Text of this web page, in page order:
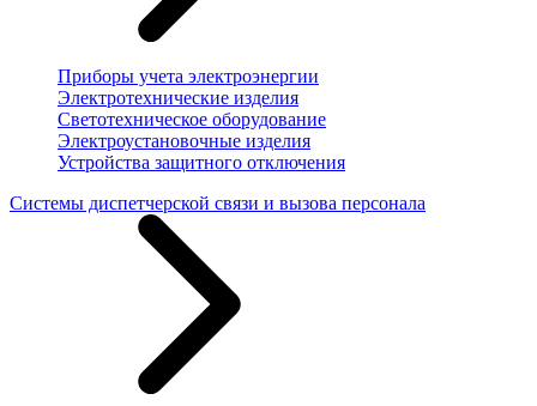
Приборы учета электроэнергии
Электротехнические изделия
Светотехническое оборудование
Электроустановочные изделия
Устройства защитного отключения
Системы диспетчерской связи и вызова персонала